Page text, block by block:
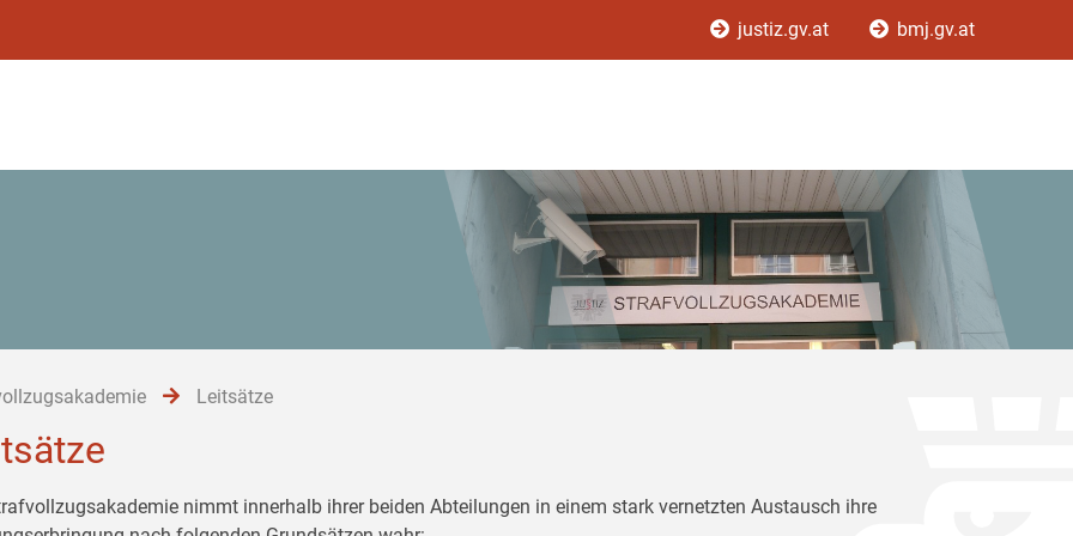
justiz.gv.at bmj.gv.at
Leitsätze
nimmt innerhalb ihrer beiden Abteilungen in einem stark vernetzten Austausch ihre